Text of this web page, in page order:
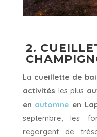
2.
La cueillette de
activités les plus
en automne en
septembre, les
regorgent de